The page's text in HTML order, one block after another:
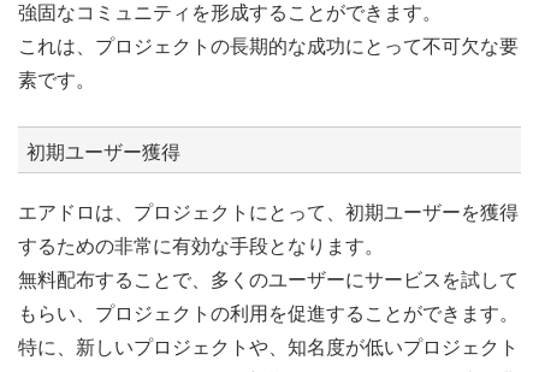
強固なコミュニティを形成することができます。
これは、プロジェクトの長期的な成功にとって不可欠な要
素です。
初期ユーザー獲得
エアドロは、プロジェクトにとって、初期ユーザーを獲得
するための非常に有効な手段となります。
無料配布することで、多くのユーザーにサービスを試して
もらい、プロジェクトの利用を促進することができます。
特に、新しいプロジェクトや、知名度が低いプロジェクト